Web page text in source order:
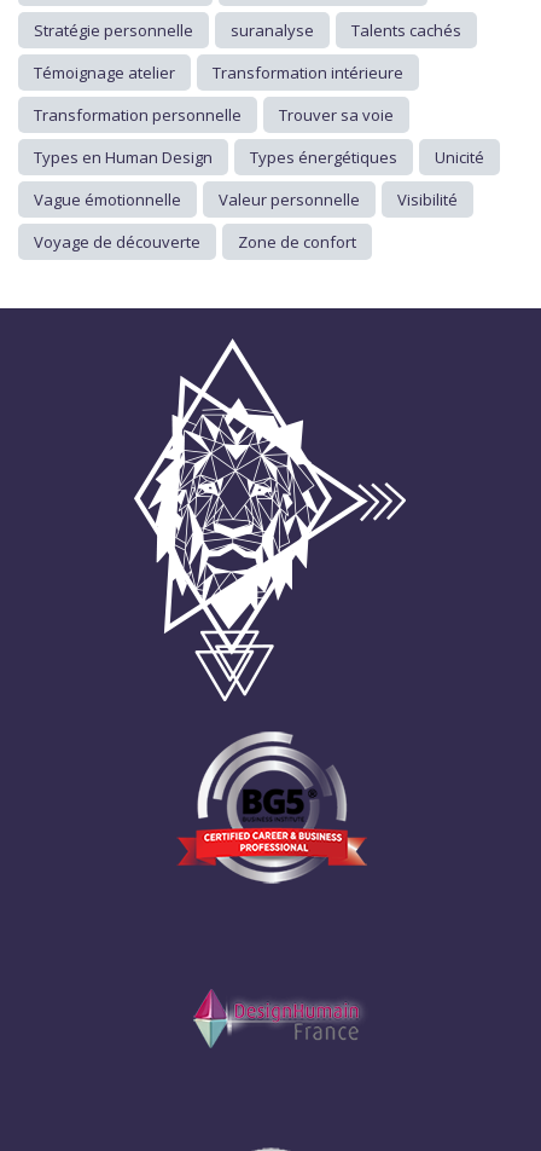
Stratégie personnelle
suranalyse
Talents cachés
Témoignage atelier
Transformation intérieure
Transformation personnelle
Trouver sa voie
Types en Human Design
Types énergétiques
Unicité
Vague émotionnelle
Valeur personnelle
Visibilité
Voyage de découverte
Zone de confort